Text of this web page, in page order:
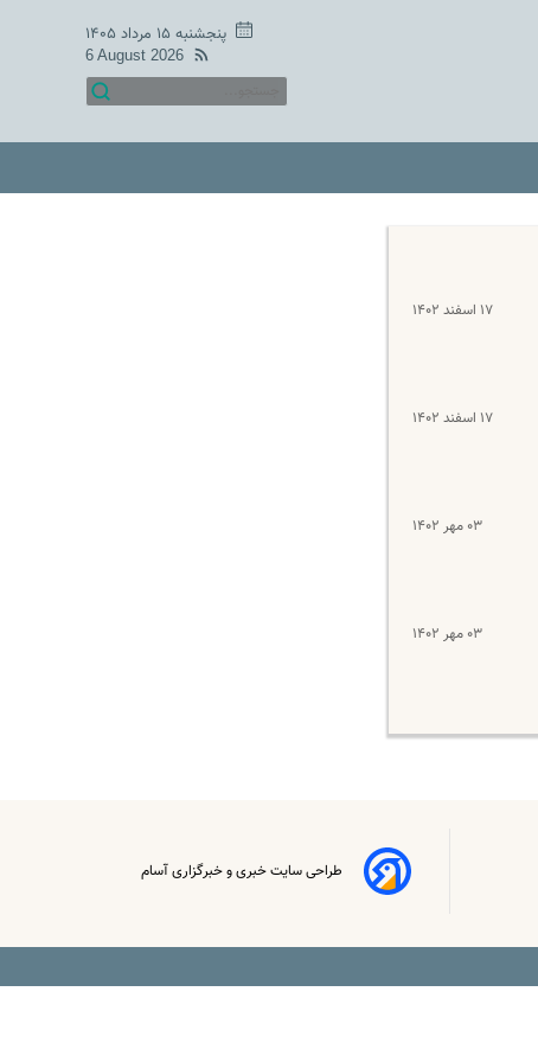
پنجشنبه ۱۵ مرداد ۱۴۰۵
6 August 2026
۱۷ اسفند ۱۴۰۲
۱۷ اسفند ۱۴۰۲
۰۳ مهر ۱۴۰۲
۰۳ مهر ۱۴۰۲
طراحی سایت خبری و خبرگزاری آسام